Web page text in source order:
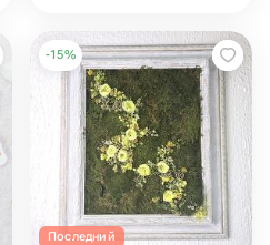
-15%
Последний